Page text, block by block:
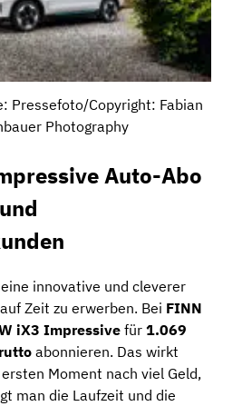
Pressefoto/Copyright: Fabian
Photography
Auto-Abo
innovative und cleverer
Zeit zu erwerben. Bei FINN
iX3 Impressive für 1.069
abonnieren. Das wirkt
Moment nach viel Geld,
man die Laufzeit und die